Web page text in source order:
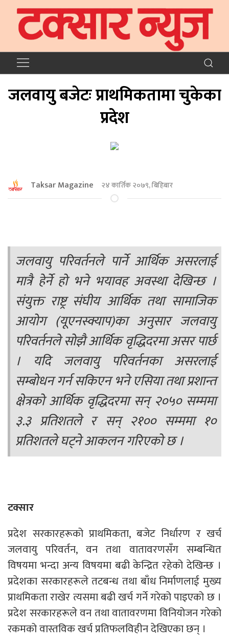
जलवायु बजेटः प्राथमिकतामा चुकेका
प्रदेश
Taksar Magazine २४ कार्तिक २०७९, बिहिबार
जलवायु परिवर्तनले पार्ने आर्थिक असरलाई
मात्रै हेर्ने हो भने भयावह अवस्था देखिन्छ ।
संयुक्त राष्ट्र संघीय आर्थिक तथा सामाजिक
आयोग (यूएनस्क्याप)का अनुसार जलवायु
परिवर्तनले सोझै आर्थिक वृद्धिदरमा असर पार्छ
। यदि जलवायु परिवर्तनका असरलाई
सम्बोधन गर्न सकिएन भने एसिया तथा प्रशान्त
क्षेत्रको आर्थिक वृद्धिदरमा सन् २०५० सम्ममा
३.३ प्रतिशतले र सन् २१०० सम्ममा १०
प्रतिशतले घट्ने आकलन गरिएको छ ।
टक्सार
प्रदेश सरकारहरूको प्राथमिकता, बजेट निर्धारण र खर्च
जलवायु परिवर्तन, वन तथा वातावरणसँग सम्बन्धित
विषयमा भन्दा अन्य विषयमा बढी केन्द्रित रहेको देखिन्छ ।
प्रदेशका सरकारहरूले तटबन्ध तथा बाँध निर्माणलाई मुख्य
प्राथमिकता राखेर त्यसमा बढी खर्च गर्ने गरेको पाइएको छ ।
प्रदेश सरकारहरूले वन तथा वातावरणमा विनियोजन गरेको
रकमको वास्तविक खर्च प्रतिफलविहीन देखिएका छन् ।